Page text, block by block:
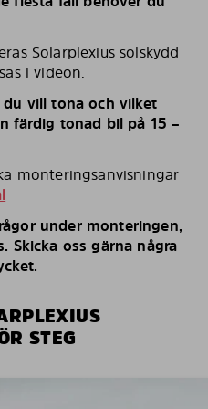
Solarplexius solskydd
i videon.
vill tona och vilket
färdig tonad bil på 15 –
monteringsanvisningar
under monteringen,
Skicka oss gärna några
STEG